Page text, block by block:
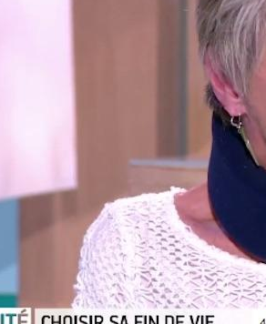
écrans en vacances ?
Toujours connectés :
le travail
empiète de plus en plus
nos soirées